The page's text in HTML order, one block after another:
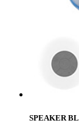
SPEAKER